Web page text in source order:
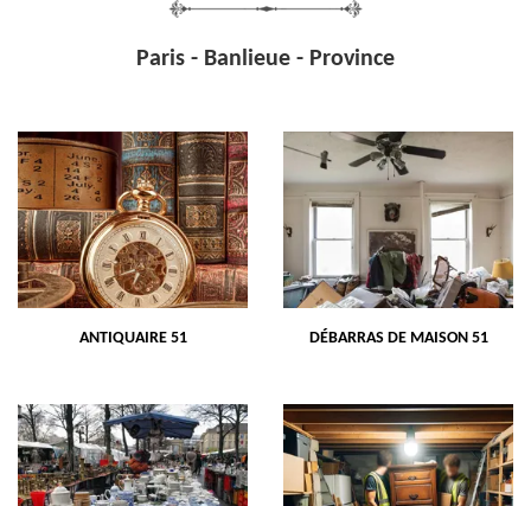
Paris - Banlieue - Province
ANTIQUAIRE 51 DÉBARRAS DE MAISON 51